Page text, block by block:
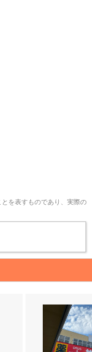
を表すものであり、実際の